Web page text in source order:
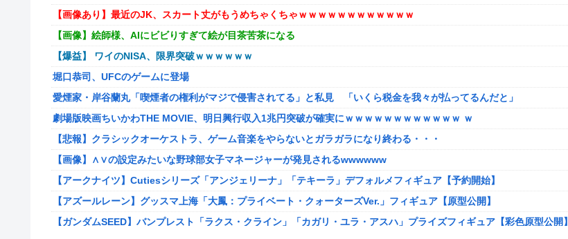
【画像あり】最近のJK、スカート丈がもうめちゃくちゃｗｗｗｗｗｗｗｗｗｗｗｗ
【画像】絵師様、AIにビビりすぎて絵が目茶苦茶になる
【爆益】 ワイのNISA、限界突破ｗｗｗｗｗｗ
堀口恭司、UFCのゲームに登場
愛煙家・岸谷蘭丸「喫煙者の権利がマジで侵害されてる」と私見 「いくら税金を我々が払ってるんだと」
劇場版映画ちいかわTHE MOVIE、明日興行収入1兆円突破が確実にｗｗｗｗｗｗｗｗｗｗｗｗ ｗ
【悲報】クラシックオーケストラ、ゲーム音楽をやらないとガラガラになり終わる・・・
【画像】∧∨の設定みたいな野球部女子マネージャーが発見されるwwwwww
【アークナイツ】Cutiesシリーズ「アンジェリーナ」「テキーラ」デフォルメフィギュア【予約開始】
【アズールレーン】グッスマ上海「大鳳：プライベート・クォーターズVer.」フィギュア【原型公開】
【ガンダムSEED】バンプレスト「ラクス・クライン」「カガリ・ユラ・アスハ」プライズフィギュア【彩色原型公開】